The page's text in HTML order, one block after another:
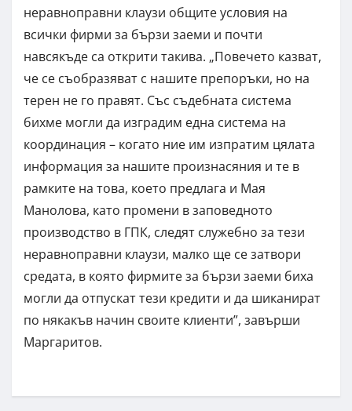
неравноправни клаузи общите условия на
всички фирми за бързи заеми и почти
навсякъде са открити такива. „Повечето казват,
че се съобразяват с нашите препоръки, но на
терен не го правят. Със съдебната система
бихме могли да изградим една система на
координация – когато ние им изпратим цялата
информация за нашите произнасяния и те в
рамките на това, което предлага и Мая
Манолова, като промени в заповедното
производство в ГПК, следят служебно за тези
неравноправни клаузи, малко ще се затвори
средата, в която фирмите за бързи заеми биха
могли да отпускат тези кредити и да шиканират
по някакъв начин своите клиенти”, завърши
Маргаритов.